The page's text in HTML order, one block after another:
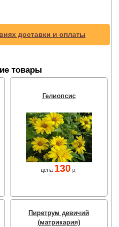
доставки и оплаты
товары
Гелиопсис
цена 130 р.
Пиретрум девичий
(матрикария)